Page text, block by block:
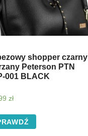
shopper czarny
Peterson PTN
001 BLACK
zł